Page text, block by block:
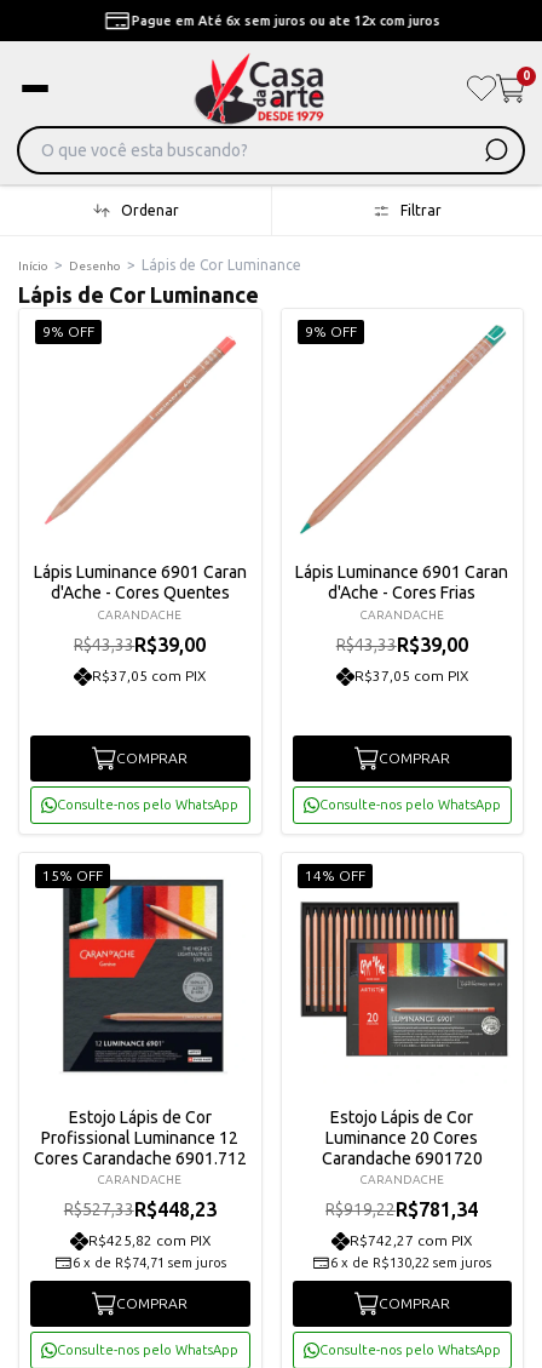
Pague em Até 6x sem juros ou ate 12x com juros
0
Ordenar Filtrar
Início > Desenho > Lápis de Cor Luminance
Lápis de Cor Luminance
9% OFF
Lápis Luminance 6901 Caran
d'Ache - Cores Quentes
CARANDACHE
R$43,33R$39,00
R$37,05 com PIX
COMPRAR
Consulte-nos pelo WhatsApp
9% OFF
Lápis Luminance 6901 Caran
d'Ache - Cores Frias
CARANDACHE
R$43,33R$39,00
R$37,05 com PIX
COMPRAR
Consulte-nos pelo WhatsApp
15% OFF
Estojo Lápis de Cor
Profissional Luminance 12
Cores Carandache 6901.712
CARANDACHE
R$527,33R$448,23
R$425,82 com PIX
6 x de R$74,71 sem juros
COMPRAR
Consulte-nos pelo WhatsApp
14% OFF
Estojo Lápis de Cor
Luminance 20 Cores
Carandache 6901720
CARANDACHE
R$919,22R$781,34
R$742,27 com PIX
6 x de R$130,22 sem juros
COMPRAR
Consulte-nos pelo WhatsApp